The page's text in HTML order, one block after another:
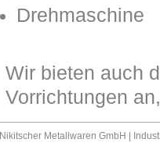
Drehmaschine
Wir bieten auch
Vorrichtungen
Nikitscher Metallwaren GmbH |